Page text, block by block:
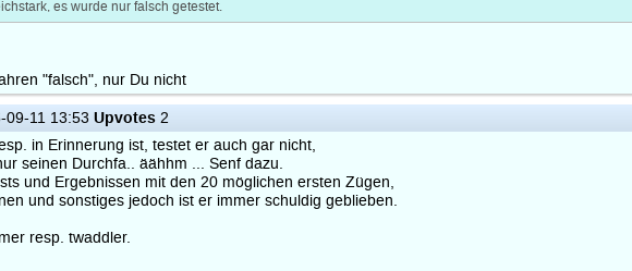
es wurde nur falsch getestet.
"falsch", nur Du nicht
11 13:53 Upvotes2
in Erinnerung ist, testet er auch gar nicht,
seinen Durchfa.. äähhm ... Senf dazu.
und Ergebnissen mit den 20 möglichen ersten Zügen,
und sonstiges jedoch ist er immer schuldig geblieben.
resp. twaddler.